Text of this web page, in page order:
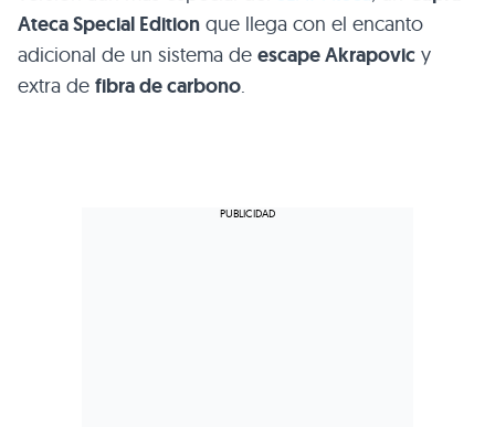
Ateca Special Edition que llega con el encanto
adicional de un sistema de escape Akrapovic y
extra de fibra de carbono